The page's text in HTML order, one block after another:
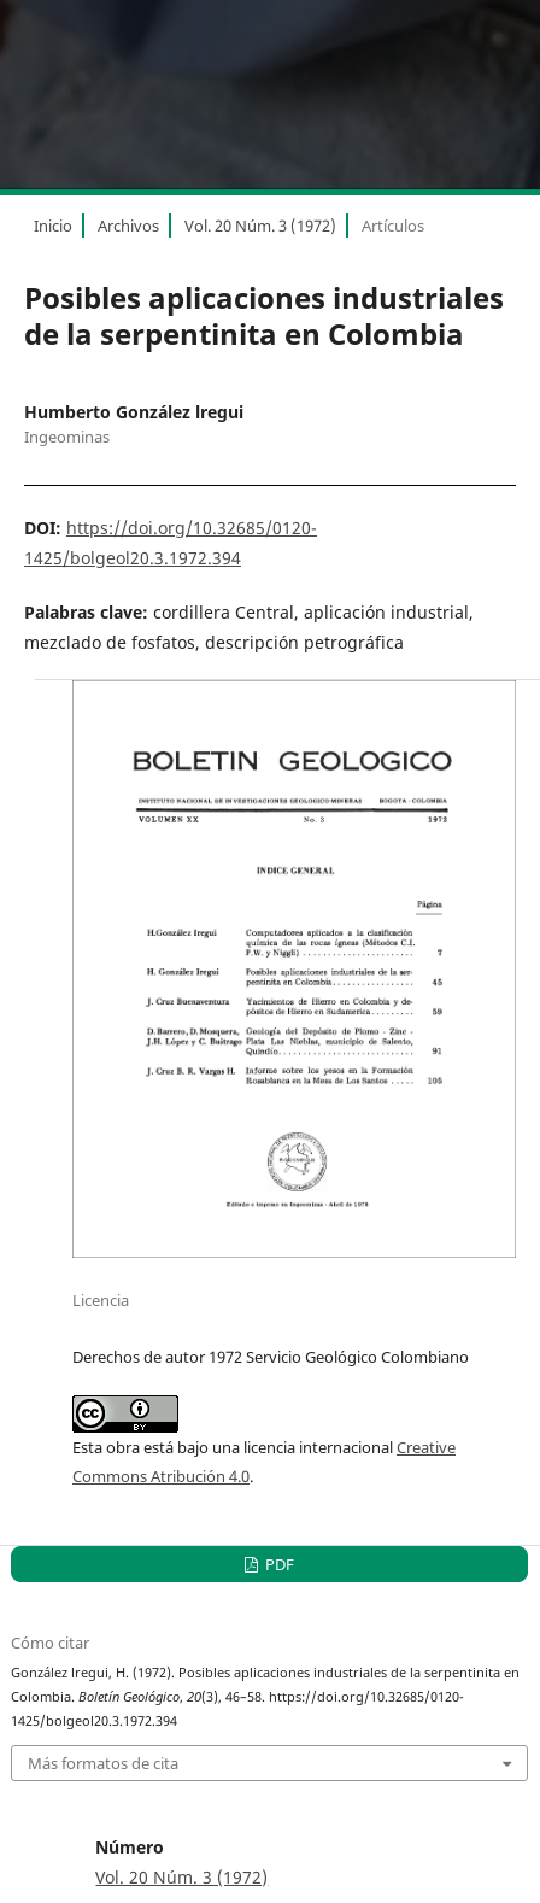
Inicio Archivos Vol. 20 Núm. 3 (1972) Artículos
Posibles aplicaciones industriales
de la serpentinita en Colombia
Humberto González lregui
Ingeominas
DOI: https://doi.org/10.32685/0120-
1425/bolgeol20.3.1972.394
Palabras clave: cordillera Central, aplicación industrial,
mezclado de fosfatos, descripción petrográfica
Licencia
Derechos de autor 1972 Servicio Geológico Colombiano
Esta obra está bajo una licencia internacionalCreative
Commons Atribución 4.0.
PDF
Cómo citar
González lregui, H. (1972). Posibles aplicaciones industriales de la serpentinita en
Colombia.Boletín Geológico,20(3), 46–58. https://doi.org/10.32685/0120-
1425/bolgeol20.3.1972.394
Más formatos de cita
Número
Vol. 20 Núm. 3 (1972)